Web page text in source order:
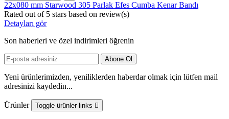
22x080 mm Starwood 305 Parlak Efes Cumba Kenar Bandı
Rated out of 5 stars based on review(s)
Detayları gör
Son haberleri ve özel indirimleri öğrenin
Yeni ürünlerimizden, yeniliklerden haberdar olmak için lütfen mail
adresinizi kaydedin...
Ürünler Toggle ürünler links 